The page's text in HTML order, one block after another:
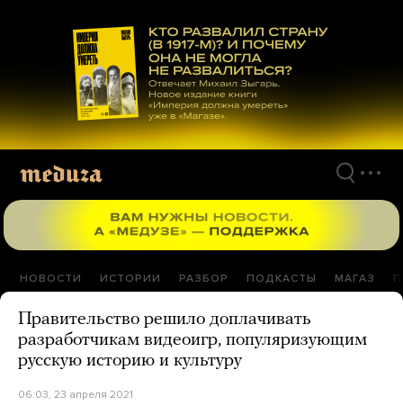
материалам
НОВОСТИ ИСТОРИИ РАЗБОР ПОДКАСТЫ МАГАЗ
Правительство решило доплачивать
разработчикам видеоигр, популяризующим
русскую историю и культуру
06:03, 23 апреля 2021